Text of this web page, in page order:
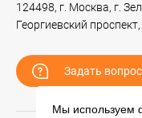
124498, г. Москва, г.
Георгиевский
Задать вопрос
Мы используем